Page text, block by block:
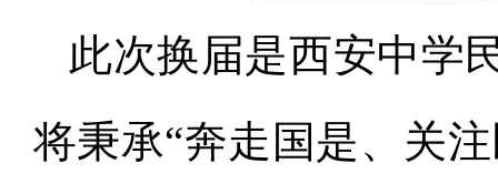
此次换届是西安中学
将秉承“奔走国是、关